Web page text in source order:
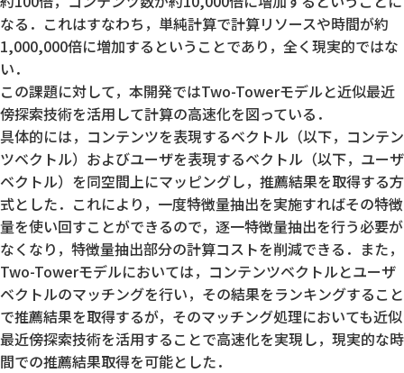
なる．これはすなわち，単純計算で計算リソースや時間が約
1,000,000倍に増加するということであり，全く現実的ではな
い．
この課題に対して，本開発ではTwo-Towerモデルと近似最近
傍探索技術を活用して計算の高速化を図っている．
具体的には，コンテンツを表現するベクトル（以下，コンテン
ツベクトル）およびユーザを表現するベクトル（以下，ユーザ
ベクトル）を同空間上にマッピングし，推薦結果を取得する方
式とした．これにより，一度特徴量抽出を実施すればその特徴
量を使い回すことができるので，逐一特徴量抽出を行う必要が
なくなり，特徴量抽出部分の計算コストを削減できる．また，
Two-Towerモデルにおいては，コンテンツベクトルとユーザ
ベクトルのマッチングを行い，その結果をランキングすること
で推薦結果を取得するが，そのマッチング処理においても近似
最近傍探索技術を活用することで高速化を実現し，現実的な時
間での推薦結果取得を可能とした．